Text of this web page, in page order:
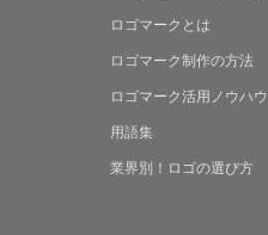
ロゴマークとは
ロゴマーク制作の方法
ロゴマーク活用ノウハウ
用語集
業界別！ロゴの選び方